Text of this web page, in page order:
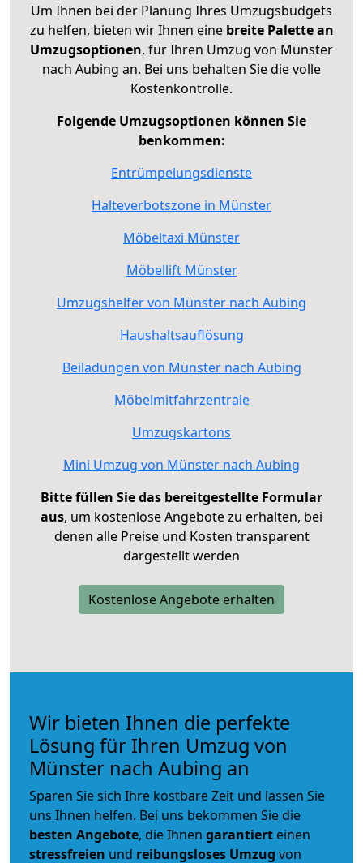
Um Ihnen bei der Planung Ihres Umzugsbudgets
zu helfen, bieten wir Ihnen eine breite Palette an
Umzugsoptionen, für Ihren Umzug von Münster
nach Aubing an. Bei uns behalten Sie die volle
Kostenkontrolle.
Folgende Umzugsoptionen können Sie
benkommen:
Entrümpelungsdienste
Halteverbotszone in Münster
Möbeltaxi Münster
Möbellift Münster
Umzugshelfer von Münster nach Aubing
Haushaltsauflösung
Beiladungen von Münster nach Aubing
Möbelmitfahrzentrale
Umzugskartons
Mini Umzug von Münster nach Aubing
Bitte füllen Sie das bereitgestellte Formular
aus, um kostenlose Angebote zu erhalten, bei
denen alle Preise und Kosten transparent
dargestellt werden
Kostenlose Angebote erhalten
Wir bieten Ihnen die perfekte
Lösung für Ihren Umzug von
Münster nach Aubing an
Sparen Sie sich Ihre kostbare Zeit und lassen Sie
uns Ihnen helfen. Bei uns bekommen Sie die
besten Angebote, die Ihnen garantiert einen
stressfreien und reibungsloses Umzug von